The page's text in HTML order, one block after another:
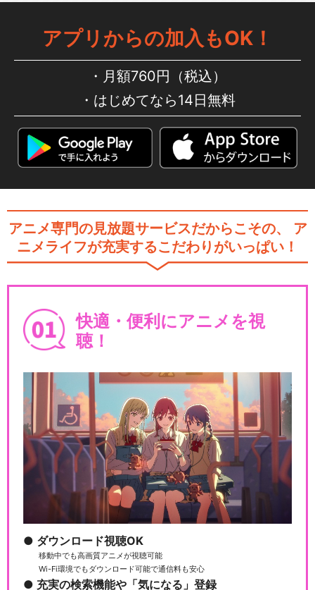
アプリからの加入もOK！
月額760円（税込）
はじめてなら14日無料
アニメ専門の見放題サービスだからこその、
ア
ニメライフが充実するこだわりがいっぱい！
快適・便利にアニメを視
聴！
ダウンロード視聴OK
移動中でも高画質アニメが視聴可能
Wi-Fi環境でもダウンロード可能で通信料も安心
充実の検索機能や「気になる」登録